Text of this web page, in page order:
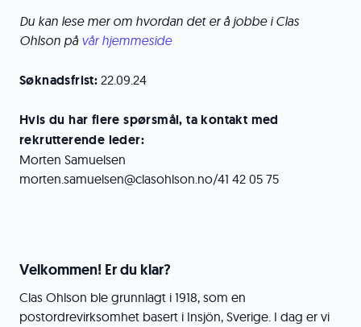
Du kan lese mer om hvordan det er å jobbe i Clas
Ohlson på vår hjemmeside
Søknadsfrist: 22.09.24
Hvis du har flere spørsmål, ta kontakt med
rekrutterende leder:
Morten Samuelsen
morten.samuelsen@clasohlson.no/41 42 05 75
Velkommen! Er du klar?
Clas Ohlson ble grunnlagt i 1918, som en
postordrevirksomhet basert i Insjön, Sverige. I dag er vi